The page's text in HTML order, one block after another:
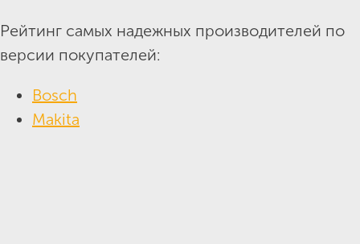
Рейтинг самых надежных производителей по
версии покупателей:
Bosch
Makita